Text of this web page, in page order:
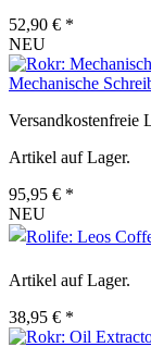
52,90 € *
NEU
Mechanische
Versandkostenfreie
Artikel auf Lager.
95,95 € *
NEU
Artikel auf Lager.
38,95 € *